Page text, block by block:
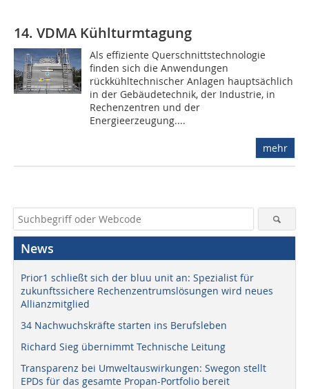
14. VDMA Kühlturmtagung
Als effiziente Querschnittstechnologie
finden sich die Anwendungen
rückkühltechnischer Anlagen hauptsächlich
in der Gebäudetechnik, der Industrie, in
Rechenzentren und der
Energieerzeugung....
mehr
News
Prior1 schließt sich der bluu unit an: Spezialist für
zukunftssichere Rechenzentrumslösungen wird neues
Allianzmitglied
34 Nachwuchskräfte starten ins Berufsleben
Richard Sieg übernimmt Technische Leitung
Transparenz bei Umweltauswirkungen: Swegon stellt
EPDs für das gesamte Propan-Portfolio bereit